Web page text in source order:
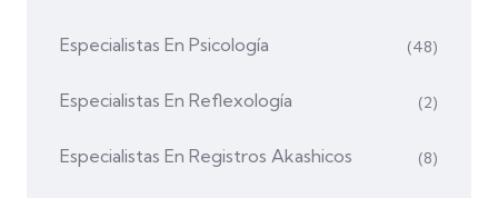
Especialistas En Psicología (48)
Especialistas En Reflexología (2)
Especialistas En Registros Akashicos (8)